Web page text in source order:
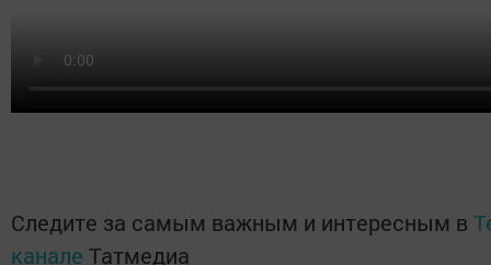
Следите за самым важным и интересным в
канале Татмедиа